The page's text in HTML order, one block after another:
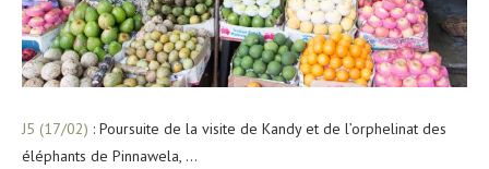
J5 (17/02) : Poursuite de la visite de Kandy et de l’orphelinat des
éléphants de Pinnawela, …